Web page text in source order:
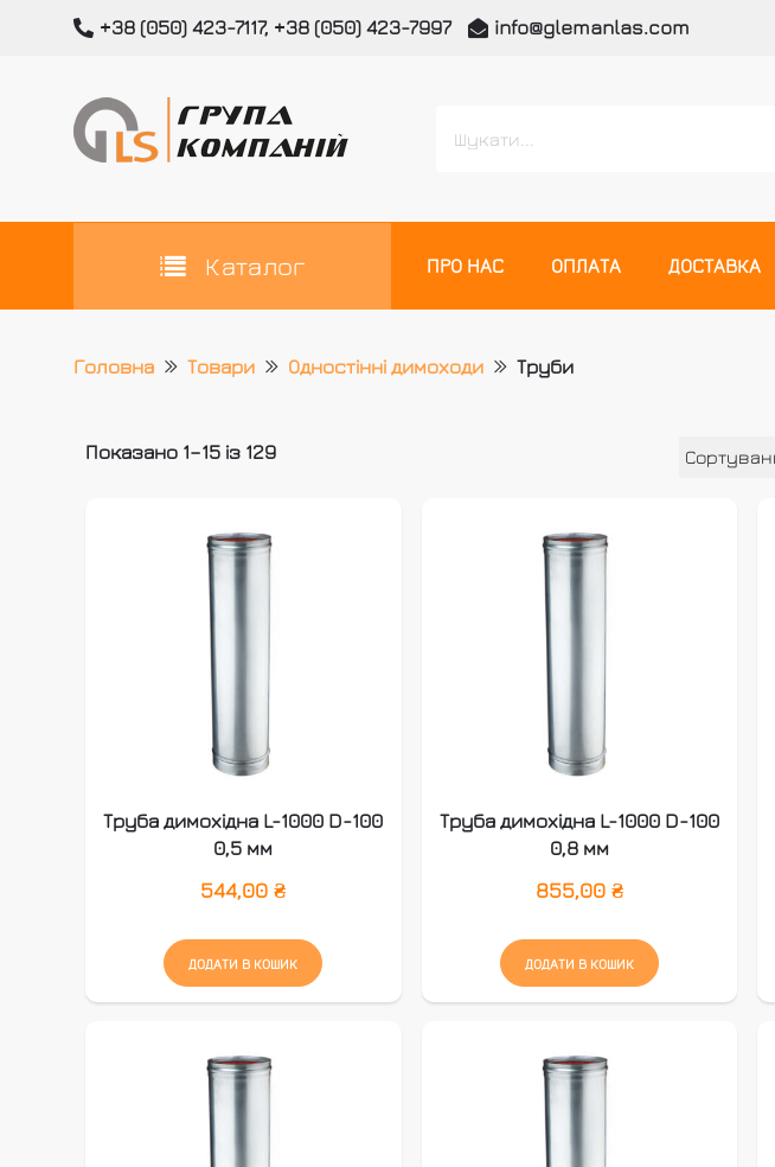
+38 (050) 423-7117, +38 (050) 423-7997 info@glemanlas.com
Каталог ПРО НАС ОПЛАТА ДОСТАВКА
Головна Товари Одностінні димоходи Труби
Показано 1–15 із 129
Труба димохідна L-1000 D-100
0,5 мм
544,00₴
ДОДАТИ В КОШИК
Труба димохідна L-1000 D-100
0,8 мм
855,00 ₴
ДОДАТИ В КОШИК